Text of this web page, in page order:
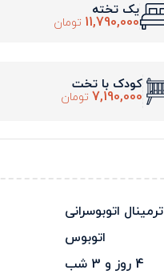
یک تخته
11,790,000 تومان
کودک با تخت
7,190,000 تومان
ترمینال اتوبوسرانی
اتوبوس
4 روز و 3 شب